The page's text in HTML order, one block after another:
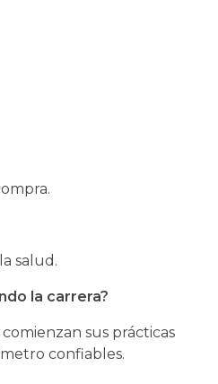
salud.
la carrera?
sus prácticas
confiables.